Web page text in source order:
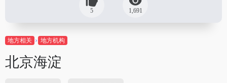
5 1,691
地方相关 地方机构
北京海淀